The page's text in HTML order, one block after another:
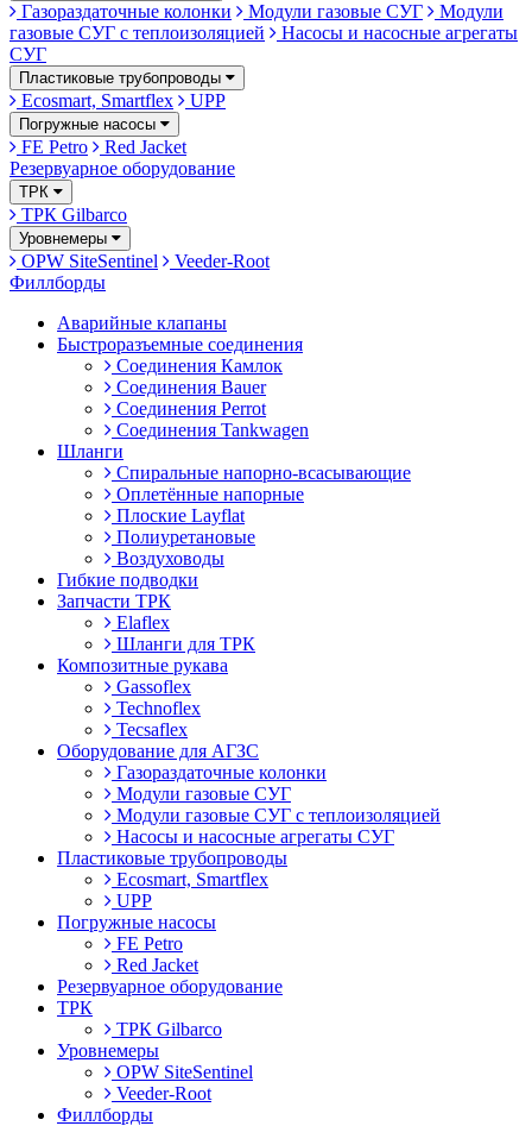
Газораздаточные колонки Модули газовые СУГ
Модули
газовые СУГ с теплоизоляцией
Насосы и насосные агрегаты
СУГ
Пластиковые трубопроводы
Ecosmart, Smartflex UPP
Погружные насосы
FE Petro
Red Jacket
Резервуарное оборудование
ТРК
ТРК Gilbarco
Уровнемеры
OPW SiteSentinel
Veeder-Root
Филлборды
Аварийные клапаны
Быстроразъемные соединения
Соединения Камлок
Соединения Bauer
Соединения Perrot
Соединения Tankwagen
Шланги
Спиральные напорно-всасывающие
Оплетённые напорные
Плоские Layflat
Полиуретановые
Воздуховоды
Гибкие подводки
Запчасти ТРК
Elaflex
Шланги для ТРК
Композитные рукава
Gassoflex
Technoflex
Tecsaflex
Оборудование для АГЗС
Газораздаточные колонки
Модули газовые СУГ
Модули газовые СУГ с теплоизоляцией
Насосы и насосные агрегаты СУГ
Пластиковые трубопроводы
Ecosmart, Smartflex
UPP
Погружные насосы
FE Petro
Red Jacket
Резервуарное оборудование
ТРК
ТРК Gilbarco
Уровнемеры
OPW SiteSentinel
Veeder-Root
Филлборды